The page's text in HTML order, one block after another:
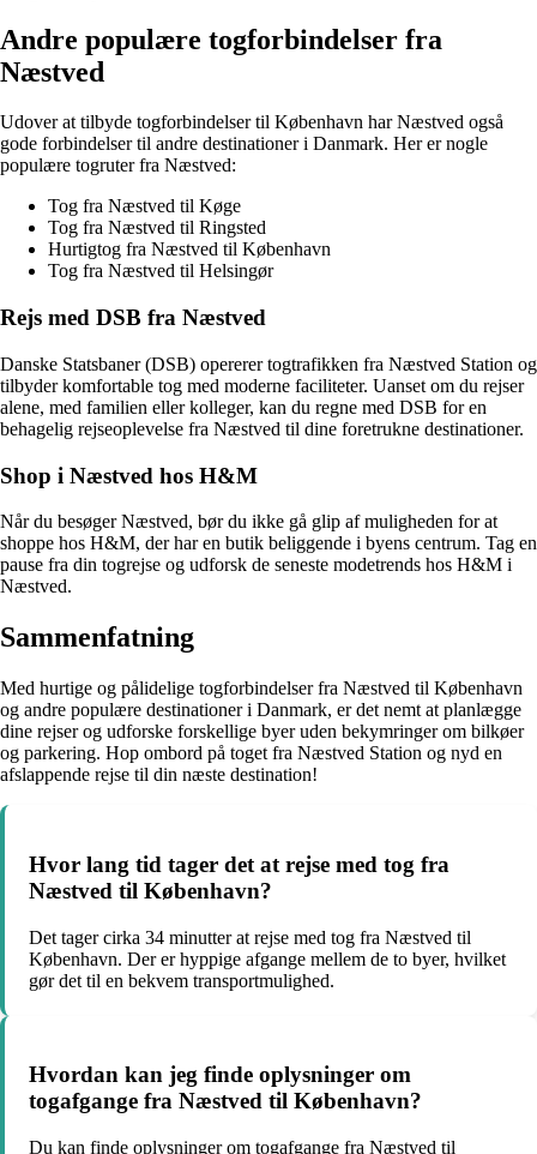
Andre populære togforbindelser fra
Næstved
Udover at tilbyde togforbindelser til København har Næstved også
gode forbindelser til andre destinationer i Danmark. Her er nogle
populære togruter fra Næstved:
Tog fra Næstved til Køge
Tog fra Næstved til Ringsted
Hurtigtog fra Næstved til København
Tog fra Næstved til Helsingør
Rejs med DSB fra Næstved
Danske Statsbaner (DSB) opererer togtrafikken fra Næstved Station og
tilbyder komfortable tog med moderne faciliteter. Uanset om du rejser
alene, med familien eller kolleger, kan du regne med DSB for en
behagelig rejseoplevelse fra Næstved til dine foretrukne destinationer.
Shop i Næstved hos H&M
Når du besøger Næstved, bør du ikke gå glip af muligheden for at
shoppe hos H&M, der har en butik beliggende i byens centrum. Tag en
pause fra din togrejse og udforsk de seneste modetrends hos H&M i
Næstved.
Sammenfatning
Med hurtige og pålidelige togforbindelser fra Næstved til København
og andre populære destinationer i Danmark, er det nemt at planlægge
dine rejser og udforske forskellige byer uden bekymringer om bilkøer
og parkering. Hop ombord på toget fra Næstved Station og nyd en
afslappende rejse til din næste destination!
Hvor lang tid tager det at rejse med tog fra
Næstved til København?
Det tager cirka 34 minutter at rejse med tog fra Næstved til
København. Der er hyppige afgange mellem de to byer, hvilket
gør det til en bekvem transportmulighed.
Hvordan kan jeg finde oplysninger om
togafgange fra Næstved til København?
Du kan finde oplysninger om togafgange fra Næstved til